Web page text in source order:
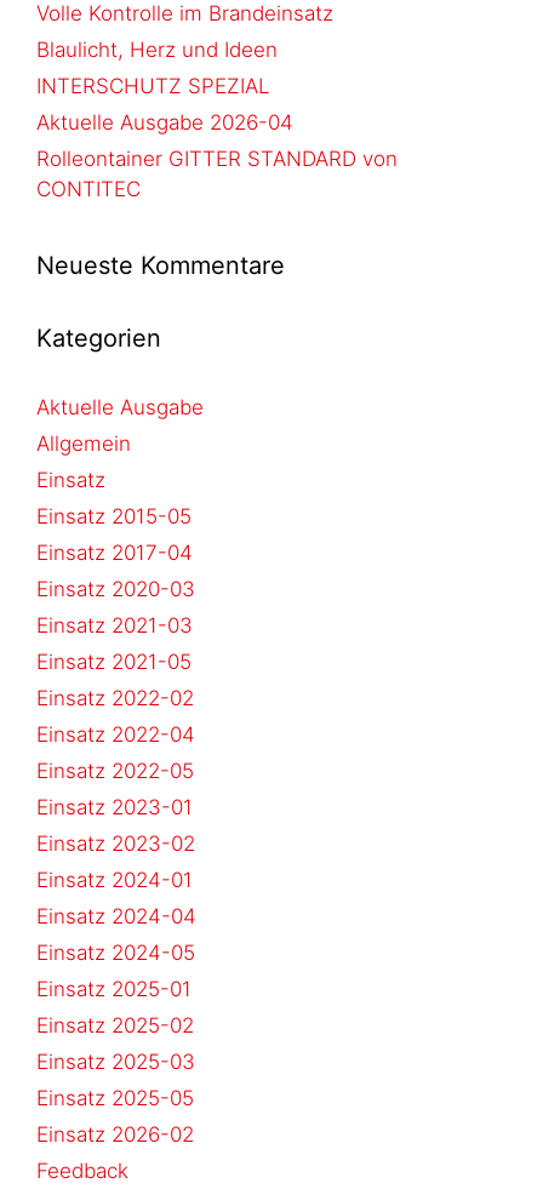
Volle Kontrolle im Brandeinsatz
Blaulicht, Herz und Ideen
INTERSCHUTZ SPEZIAL
Aktuelle Ausgabe 2026-04
Rolleontainer GITTER STANDARD von
CONTITEC
Neueste Kommentare
Kategorien
Aktuelle Ausgabe
Allgemein
Einsatz
Einsatz 2015-05
Einsatz 2017-04
Einsatz 2020-03
Einsatz 2021-03
Einsatz 2021-05
Einsatz 2022-02
Einsatz 2022-04
Einsatz 2022-05
Einsatz 2023-01
Einsatz 2023-02
Einsatz 2024-01
Einsatz 2024-04
Einsatz 2024-05
Einsatz 2025-01
Einsatz 2025-02
Einsatz 2025-03
Einsatz 2025-05
Einsatz 2026-02
Feedback